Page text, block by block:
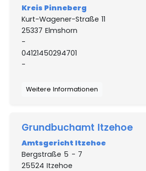
Kreis Pinneberg
Kurt-Wagener-Straße 11
25337 Elmshorn
-
04121450294701
-
Weitere Informationen
Grundbuchamt Itzehoe
Amtsgericht Itzehoe
Bergstraße 5 - 7
25524 Itzehoe